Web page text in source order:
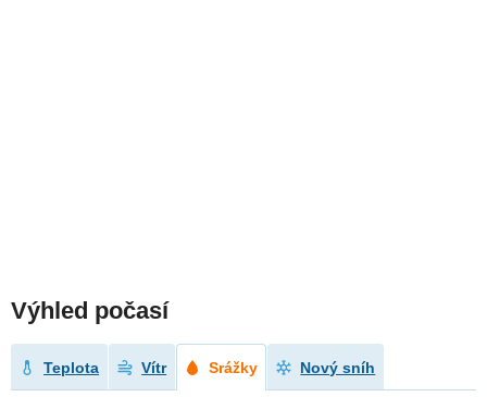
Výhled počasí
Teplota Vítr Srážky Nový sníh